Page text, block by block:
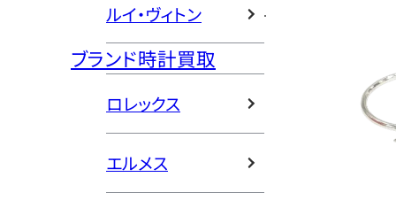
ルイ・ヴィトン
ブランド時計買取
ロレックス
エルメス